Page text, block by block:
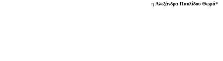
η Αλεξάνδρα Παυλίδου Θωμά*